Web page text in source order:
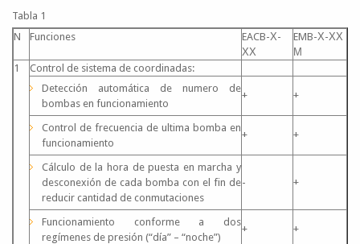
Tabla 1
N
Funciones
EACB-Х-
ХХ
EMB-Х-ХХ
М
1
Control de sistema de coordinadas:
Detección automática de numero de
bombas en funcionamiento
+ +
Control de frecuencia de ultima bomba en
funcionamiento
+ +
Cálculo de la hora de puesta en marcha y
desconexión de cada bomba con el fin de
reducir cantidad de conmutaciones
- +
Funcionamiento conforme a dos
regímenes de presión (“día” – “noche”)
+ +